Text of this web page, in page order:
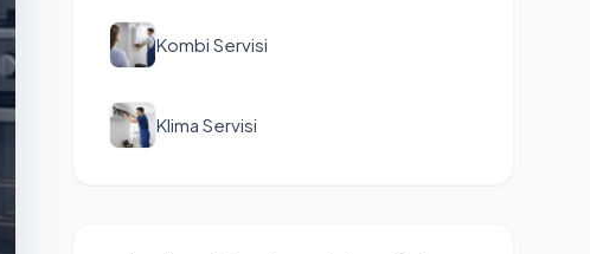
Kombi Servisi
Klima Servisi